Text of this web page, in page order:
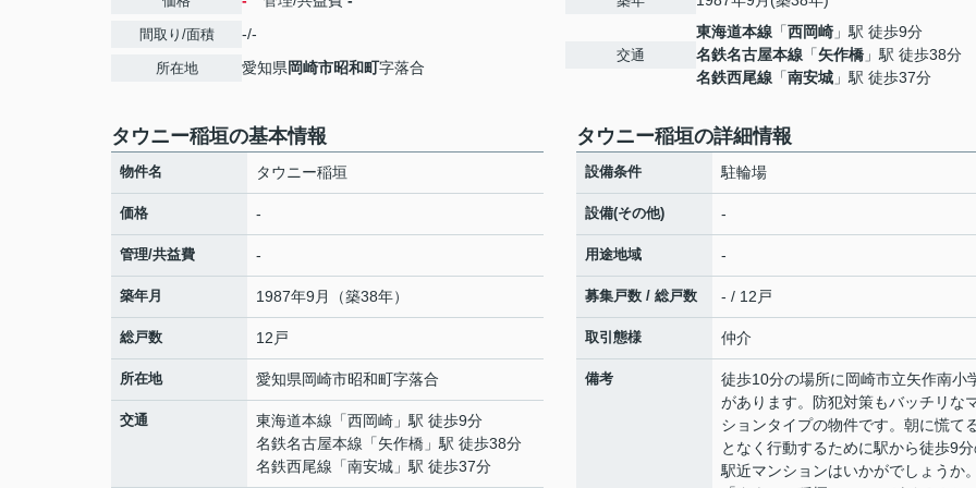
間取り/面積 -/-
所在地 愛知県岡崎市昭和町字落合
交通
東海道本線 「西岡崎 」駅 徒歩9分
名鉄名古屋本線 「矢作橋 」駅 徒歩38分
名鉄西尾線 「南安城 」駅 徒歩37分
タウニー稲垣の基本情報
物件名 タウニー稲垣
価格 -
管理/共益費 -
築年月 1987年9月（築38年）
総戸数 12戸
所在地 愛知県岡崎市昭和町字落合
交通 東海道本線 「西岡崎 」駅 徒歩9分
名鉄名古屋本線 「矢作橋 」駅 徒歩38分
名鉄西尾線 「南安城 」駅 徒歩37分
タウニー稲垣の詳細情報
設備条件 駐輪場
設備(その他) -
用途地域 -
募集戸数 / 総戸数 - / 12戸
取引態様 仲介
備考
徒歩10分の場所に岡崎市立矢作南小
があります。防犯対策もバッチリな
ションタイプの物件です。朝に慌て
となく行動するために駅から徒歩9
駅近マンションはいかがでしょうか。